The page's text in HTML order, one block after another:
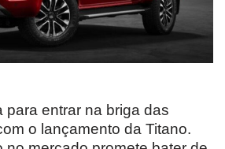
para entrar na briga das
o lançamento da Titano.